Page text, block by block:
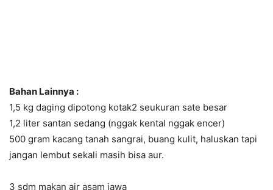
Bahan Lainnya :
1,5 kg daging dipotong kotak2 seukuran sate besar
1,2 liter santan sedang (nggak kental nggak encer)
500 gram kacang tanah sangrai, buang kulit, haluskan tapi
jangan lembut sekali masih bisa aur.
3 sdm makan air asam jawa